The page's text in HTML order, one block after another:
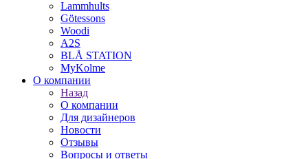
Lammhults
Götessons
Woodi
A2S
BLÅ STATION
MyKolme
О компании
Назад
О компании
Для дизайнеров
Новости
Отзывы
Вопросы и ответы